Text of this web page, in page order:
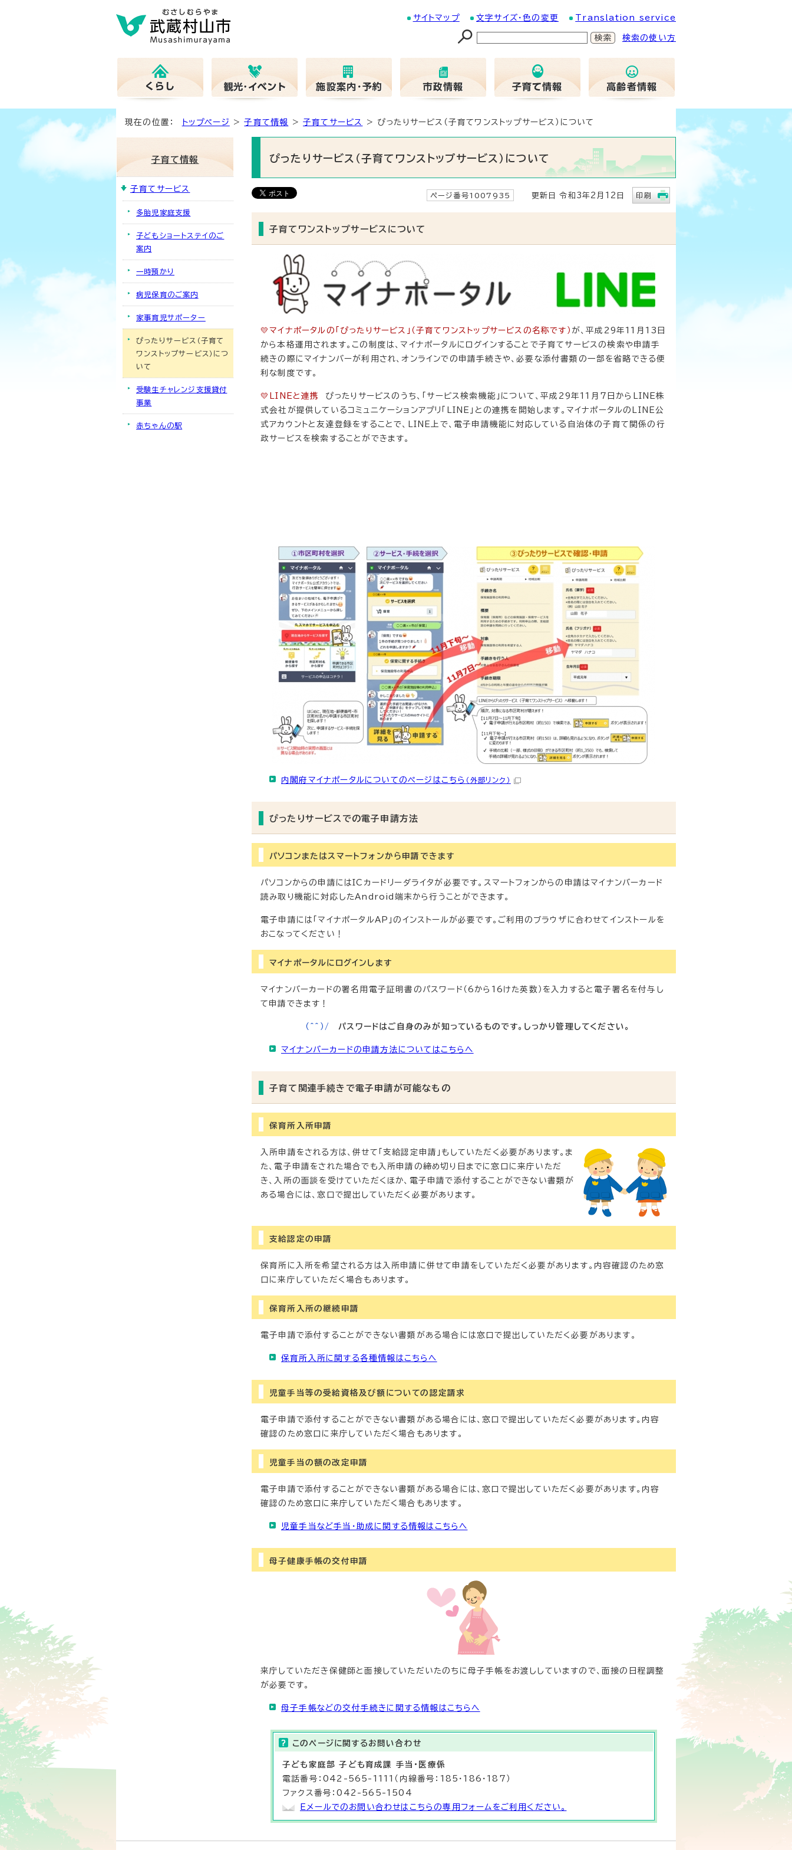
サイトマップ 文字サイズ・色の変更 Translation service
検索の使い方
現在の位置： トップページ >子育て情報 >子育てサービス > ぴったりサービス（子育てワンストップサービス）について
ぴったりサービス（子育てワンストップサービス）について
ページ番号1007935 更新日 令和3年2月12日 印刷
子育てワンストップサービスについて
💛マイナポータルの「ぴったりサービス」（子育てワンストップサービスの名称です） が、平成29年11月13日
から本格運用されます。この制度は、マイナポータルにログインすることで子育てサービスの検索や申請手
続きの際にマイナンバーが利用され、オンラインでの申請手続きや、必要な添付書類の一部を省略できる便
利な制度です。
💛LINEと連携
ぴったりサービスのうち、「サービス検索機能」について、平成29年11月7日からLINE株
式会社が提供しているコミュニケーションアプリ「LINE」との連携を開始します。マイナポータルのLINE公
式アカウントと友達登録をすることで、LINE上で、電子申請機能に対応している自治体の子育て関係の行
政サービスを検索することができます。
内閣府マイナポータルについてのページはこちら （外部リンク）
ぴったりサービスでの電子申請方法
パソコンまたはスマートフォンから申請できます
パソコンからの申請にはICカードリーダライタが必要です。スマートフォンからの申請はマイナンバーカード
読み取り機能に対応したAndroid端末から行うことができます。
電子申請には「マイナポータルAP」のインストールが必要です。ご利用のブラウザに合わせてインストールを
おこなってください！
マイナポータルにログインします
マイナンバーカードの署名用電子証明書のパスワード（6から16けた英数）を入力すると電子署名を付与し
て申請できます！
（^^）/ パスワードはご自身のみが知っているものです。しっかり管理してください。
マイナンバーカードの申請方法についてはこちらへ
子育て関連手続きで電子申請が可能なもの
保育所入所申請
入所申請をされる方は、併せて「支給認定申請」もしていただく必要があります。ま
た、電子申請をされた場合でも入所申請の締め切り日までに窓口に来庁いただ
き、入所の面談を受けていただくほか、電子申請で添付することができない書類が
ある場合には、窓口で提出していただく必要があります。
支給認定の申請
保育所に入所を希望される方は入所申請に併せて申請をしていただく必要があります。内容確認のため窓
口に来庁していただく場合もあります。
保育所入所の継続申請
電子申請で添付することができない書類がある場合には窓口で提出していただく必要があります。
保育所入所に関する各種情報はこちらへ
児童手当等の受給資格及び額についての認定請求
電子申請で添付することができない書類がある場合には、窓口で提出していただく必要があります。内容
確認のため窓口に来庁していただく場合もあります。
児童手当の額の改定申請
電子申請で添付することができない書類がある場合には、窓口で提出していただく必要があります。内容
確認のため窓口に来庁していただく場合もあります。
児童手当など手当・助成に関する情報はこちらへ
母子健康手帳の交付申請
来庁していただき保健師と面接していただいたのちに母子手帳をお渡ししていますので、面接の日程調整
が必要です。
母子手帳などの交付手続きに関する情報はこちらへ
このページに関する お問い合わせ
子ども家庭部 子ども育成課 手当・医療係
電話番号：042-565-1111（内線番号：185・186・187）
ファクス番号：042-565-1504
Eメールでのお問い合わせはこちらの専用フォームをご利用ください。
子育て情報
子育てサービス
多胎児家庭支援
子どもショートステイのご
案内
一時預かり
病児保育のご案内
家事育児サポーター
ぴったりサービス（子育て
ワンストップサービス）につ
いて
受験生チャレンジ支援貸付
事業
赤ちゃんの駅